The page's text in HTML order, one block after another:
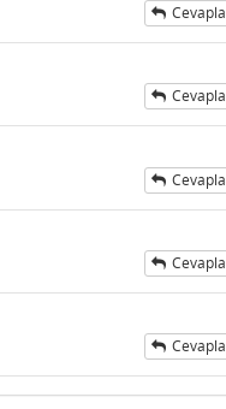
Cevapla
Cevapla
Cevapla
Cevapla
Cevapla